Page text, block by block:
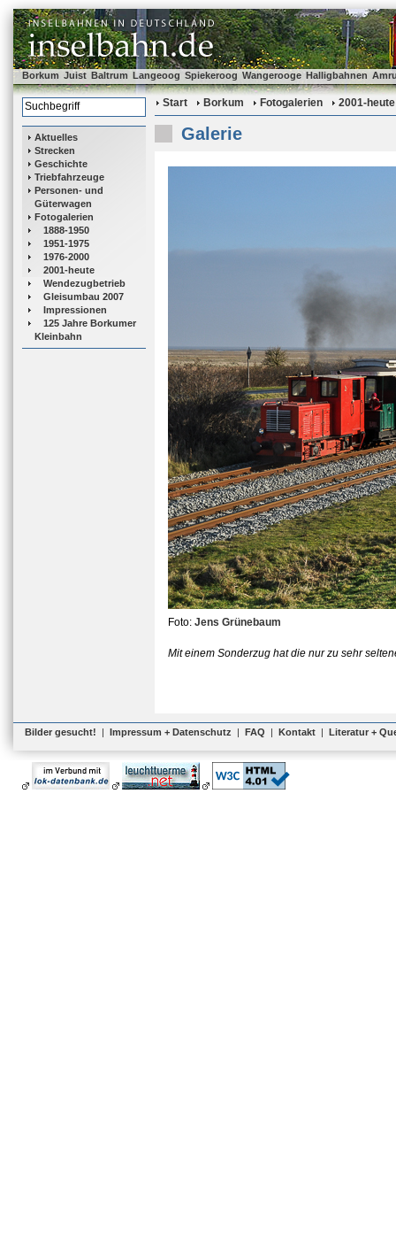
Borkum Juist Baltrum Langeoog Spiekeroog Wangerooge Halligbahnen
Aktuelles
Strecken
Geschichte
Triebfahrzeuge
Personen- und
Güterwagen
Fotogalerien
1888-1950
1951-1975
1976-2000
2001-heute
Wendezugbetrieb
Gleisumbau 2007
Impressionen
125 Jahre Borkumer
Kleinbahn
Start Borkum Fotogalerien 2001-heute
Galerie
Foto: Jens Grünebaum
Mit einem Sonderzug hat die nur zu sehr
Bilder gesucht! | Impressum + Datenschutz | FAQ | Kontakt | Literatur +